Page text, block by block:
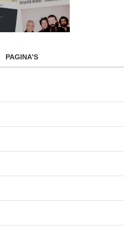
PAGINA’S